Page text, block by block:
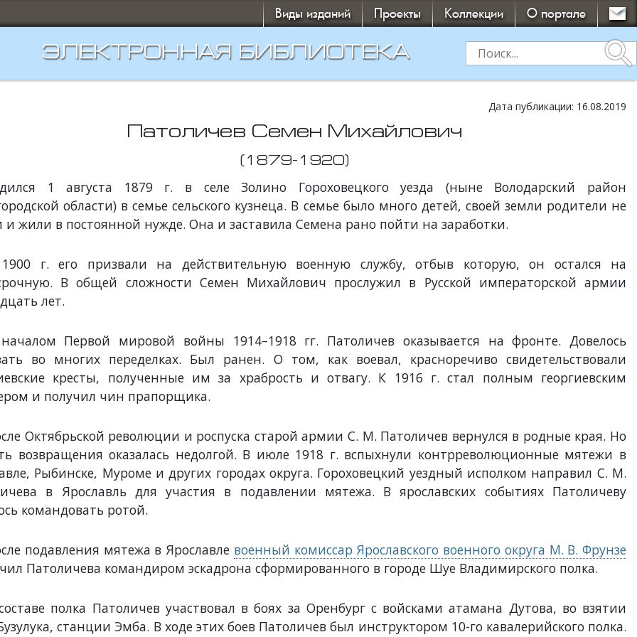
Виды изданий Проекты Коллекции О портале
ЭЛЕКТРОННАЯ БИБЛИОТЕКА search
Паустовский
Козлов Василий
Голованов
Агапов Гурий
Агапов
Дата публикации: 16.08.2019
Патоличев Семен Михайлович
(1879-1920)
1 августа 1879 г. в селе Золино Гороховецкого уезда (ныне Володарский район
области) в семье сельского кузнеца. В семье было много детей, своей земли родители не
и жили в постоянной нужде. Она и заставила Семена рано пойти на заработки.
г. его призвали на действительную военную службу, отбыв которую, он остался на
В общей сложности Семен Михайлович прослужил в Русской императорской армии
лет.
Первой мировой войны 1914–1918 гг. Патоличев оказывается на фронте. Довелось
во многих переделках. Был ранен. О том, как воевал, красноречиво свидетельствовали
кресты, полученные им за храбрость и отвагу. К 1916 г. стал полным георгиевским
и получил чин прапорщика.
Октябрьской революции и роспуска старой армии С. М. Патоличев вернулся в родные края. Но
возвращения оказалась недолгой. В июле 1918 г. вспыхнули контрреволюционные мятежи в
Рыбинске, Муроме и других городах округа. Гороховецкий уездный исполком направил С. М.
в Ярославль для участия в подавлении мятежа. В ярославских событиях Патоличеву
командовать ротой.
подавления мятежа в Ярославле военный комиссар Ярославского военного округа М. В. Фрунзе
Патоличева командиром эскадрона сформированного в городе Шуе Владимирского полка.
полка Патоличев участвовал в боях за Оренбург с войсками атамана Дутова, во взятии
станции Эмба. В ходе этих боев Патоличев был инструктором 10-го кавалерийского полка.